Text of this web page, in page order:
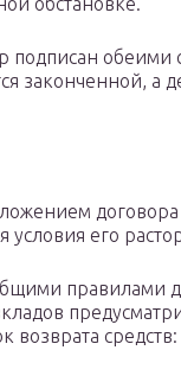
подписан обеими
законченной, а
договора
условия его
правилами
возврата средств: